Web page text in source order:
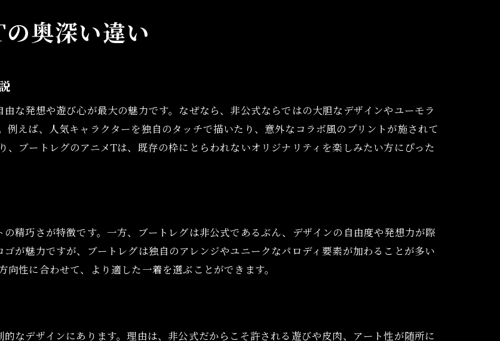
ニメTの選び方と市場動向の今
古着アニメtシャツの選び方と見分け方のコツ
海外古着アニメTの狙い目とトレンド情報
古着キャラクターTシャツの流行をチェックしよう
アニメtシャツ専門店での選び方と活用法
ヴィンテージアニメtシャツ市場の今後を読む
ヴィンテージキャラクターTで新しい自分に出会う
古着アニメtシャツを通じた自己表現の魅力
お気に入りの古着アニメTを長く楽しむ工夫
奥深い違い
な発想や遊び心が最大の魅力です。なぜなら、非公式ならではの大胆なデザインやユーモラ
えば、人気キャラクターを独自のタッチで描いたり、意外なコラボ風のプリントが施されて
ブートレグのアニメTは、既存の枠にとらわれないオリジナリティを楽しみたい方にぴった
精巧さが特徴です。一方、ブートレグは非公式であるぶん、デザインの自由度や発想力が際
が魅力ですが、ブートレグは独自のアレンジやユニークなパロディ要素が加わることが多い
性に合わせて、より適した一着を選ぶことができます。
なデザインにあります。理由は、非公式だからこそ許される遊びや皮肉、アート性が随所に